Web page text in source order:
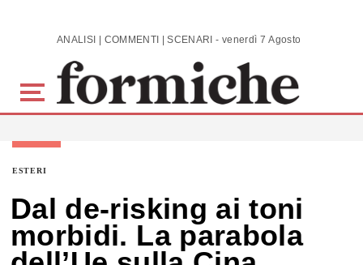
Skip to main content ANALISI | COMMENTI | SCENARI - venerdì 7 Agosto 2026
ESTERI
Dal de-risking ai toni
morbidi. La parabola